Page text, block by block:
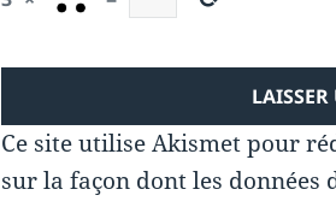
Ce site utilise Akismet pour
sur la façon dont les données